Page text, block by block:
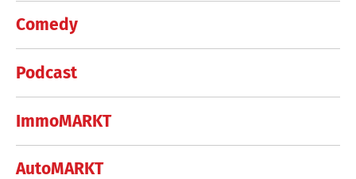
Comedy
Podcast
ImmoMARKT
AutoMARKT